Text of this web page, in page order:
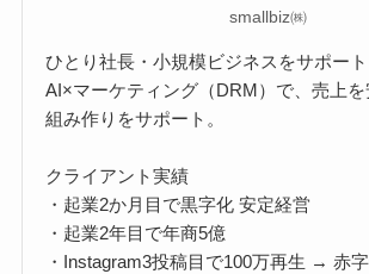
smallbiz㈱
ひとり社長・小規模ビジネスをサポート
AI×マーケティング（DRM）で、売上
組み作りをサポート。
クライアント実績
・起業2か月目で黒字化 安定経営
・起業2年目で年商5億
・Instagram3投稿目で100万再生 → 赤